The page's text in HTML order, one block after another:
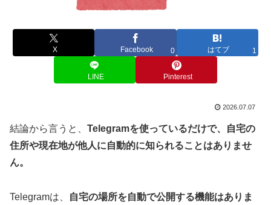
X Facebook 0 はてブ 1
LINE Pinterest
2026.07.07
結論から言うと、 Telegramを使っているだけで、自宅の
住所や現在地が他人に自動的に知られることはありませ
ん。
Telegramは、
自宅の場所を自動で公開する機能はありま